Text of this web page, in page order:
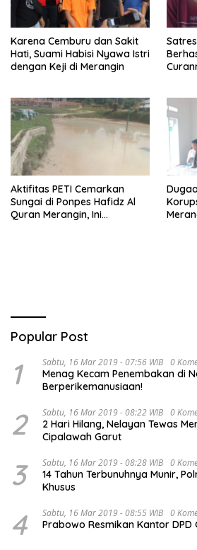
Karena Cemburu dan Sakit
Hati, Suami Habisi Nyawa Istri
dengan Keji di Merangin
Aktifitas PETI Cemarkan
Sungai di Ponpes Hafidz Al
Quran Merangin, Ini
Popular Post
1 Sabtu, 16 Mar 2019 - 07:56 WIB 0
Menag Kecam Penembakan di
Berperikemanusiaan!
2 Sabtu, 16 Mar 2019 - 08:22 WIB 0
2 Hari Hilang, Nelayan Tewas
Cipalawah Garut
3 Sabtu, 16 Mar 2019 - 08:28 WIB 0
14 Tahun Terbunuhnya Munir,
Khusus
4 Sabtu, 16 Mar 2019 - 08:55 WIB 0
Prabowo Resmikan Kantor DPD